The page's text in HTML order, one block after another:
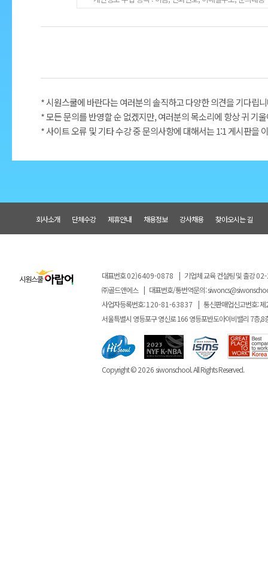
3. 개인정보 수집 방법
- 접수 신청일로부터 3개월
5. 개인정보 제공동의를 거부할 권리가 있으며 동의 거부에
음을 알려드립니다.
* 시원스쿨에 바란다는 여러분의 솔직하고 다양한 의견을 기다립
* 모든 문의를 반영할 순 없겠지만, 여러분의 목소리에 항상 귀 기
* 사이트 오류 및 기타 수강 중 문의사항에 대해서는 1:1 게시판을
회사소개 단체수강 제휴안내 채용정보 강사채용 찾아오시는 길
대표번호02)6409-0878 | 기업체 교육 컨설팅 및 출강
㈜골드앤에스 | 대표번호/통번역문의:
사업자등록번호:120-81-63837 | 통신판매업신고번호: 제
서울특별시 영등포구 영신로 166 영등포반도아이비밸리 7층,8
Copyright ©2026siwonschool. All Rights Reserved.